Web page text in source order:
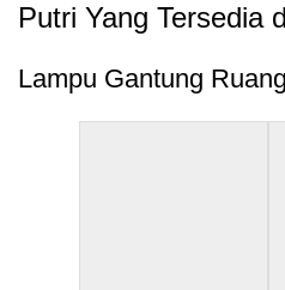
Putri Yang Tersedia
Lampu Gantung